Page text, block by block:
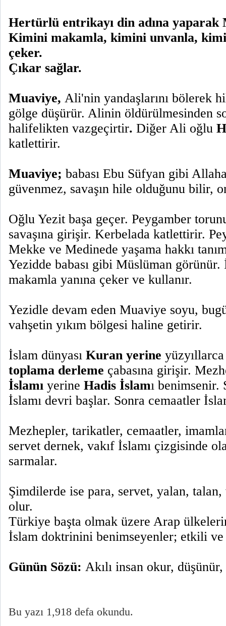
Hertürlü entrikayı din adına yaparak
Kimini makamla, kimini unvanla,
çeker.
Çıkar sağlar.
Muaviye, Ali'nin yandaşlarını bölerek
gölge düşürür. Alinin öldürülmesinden
halifelikten vazgeçirtir. Diğer Ali oğlu
katlettirir.
Muaviye; babası Ebu Süfyan gibi
güvenmez, savaşın hile olduğunu bilir,
Oğlu Yezit başa geçer. Peygamber
savaşına girişir. Kerbelada katlettirir.
Mekke ve Medinede yaşama hakkı
Yezidde babası gibi Müslüman
makamla yanına çeker ve kullanır.
Yezidle devam eden Muaviye soyu,
vahşetin yıkım bölgesi haline getirir.
İslam dünyası Kuran yerine
toplama derleme çabasına girişir.
İslamı yerine Hadis İslamı
İslamı devri başlar. Sonra cemaatler
Mezhepler, tarikatler, cemaatler,
servet dernek, vakıf İslamı çizgisinde
sarmalar.
Şimdilerde ise para, servet, yalan, talan,
olur.
Türkiye başta olmak üzere Arap
İslam doktrinini benimseyenler; etkili
Günün Sözü: Akılı insan okur,
Bu yazı 1,918 defa okundu.